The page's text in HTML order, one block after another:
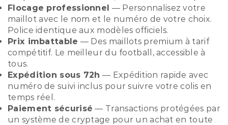
Flocage professionnel — Personnalisez votre
maillot avec le nom et le numéro de votre choix.
Police identique aux modèles officiels.
Prix imbattable — Des maillots premium à tarif
compétitif. Le meilleur du football, accessible à
tous.
Expédition sous 72h — Expédition rapide avec
numéro de suivi inclus pour suivre votre colis en
temps réel.
Paiement sécurisé — Transactions protégées par
un système de cryptage pour un achat en toute